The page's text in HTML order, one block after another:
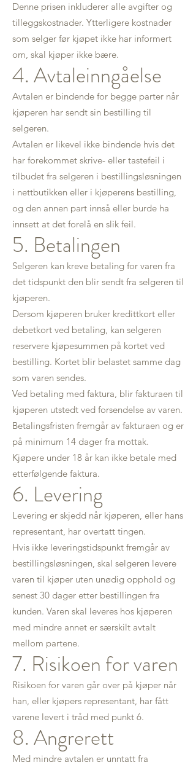
Denne prisen inkluderer alle avgifter og
tilleggskostnader. Ytterligere kostnader
som selger før kjøpet ikke har informert
om, skal kjøper ikke bære.
4. Avtaleinngåelse
Avtalen er bindende for begge parter når
kjøperen har sendt sin bestilling til
selgeren.
Avtalen er likevel ikke bindende hvis det
har forekommet skrive- eller tastefeil i
tilbudet fra selgeren i bestillingsløsningen
i nettbutikken eller i kjøperens bestilling,
og den annen part innså eller burde ha
innsett at det forelå en slik feil.
5. Betalingen
Selgeren kan kreve betaling for varen fra
det tidspunkt den blir sendt fra selgeren til
kjøperen.
Dersom kjøperen bruker kredittkort eller
debetkort ved betaling, kan selgeren
reservere kjøpesummen på kortet ved
bestilling. Kortet blir belastet samme dag
som varen sendes.
Ved betaling med faktura, blir fakturaen til
kjøperen utstedt ved forsendelse av varen.
Betalingsfristen fremgår av fakturaen og er
på minimum 14 dager fra mottak.
Kjøpere under 18 år kan ikke betale med
etterfølgende faktura.
6. Levering
Levering er skjedd når kjøperen, eller hans
representant, har overtatt tingen.
Hvis ikke leveringstidspunkt fremgår av
bestillingsløsningen, skal selgeren levere
varen til kjøper uten unødig opphold og
senest 30 dager etter bestillingen fra
kunden. Varen skal leveres hos kjøperen
med mindre annet er særskilt avtalt
mellom partene.
7. Risikoen for varen
Risikoen for varen går over på kjøper når
han, eller kjøpers representant, har fått
varene levert i tråd med punkt 6.
8. Angrerett
Med mindre avtalen er unntatt fra